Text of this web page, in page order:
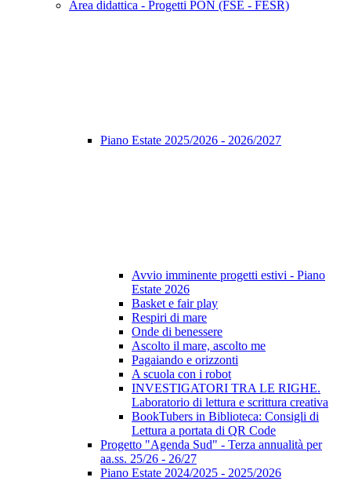
Area didattica - Progetti PON (FSE - FESR)
Piano Estate 2025/2026 - 2026/2027
Avvio imminente progetti estivi - Piano
Estate 2026
Basket e fair play
Respiri di mare
Onde di benessere
Ascolto il mare, ascolto me
Pagaiando e orizzonti
A scuola con i robot
INVESTIGATORI TRA LE RIGHE.
Laboratorio di lettura e scrittura creativa
BookTubers in Biblioteca: Consigli di
Lettura a portata di QR Code
Progetto "Agenda Sud" - Terza annualità per
aa.ss. 25/26 - 26/27
Piano Estate 2024/2025 - 2025/2026